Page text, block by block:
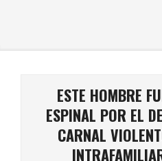
ESTE HOMBRE
ESPINAL POR EL
CARNAL